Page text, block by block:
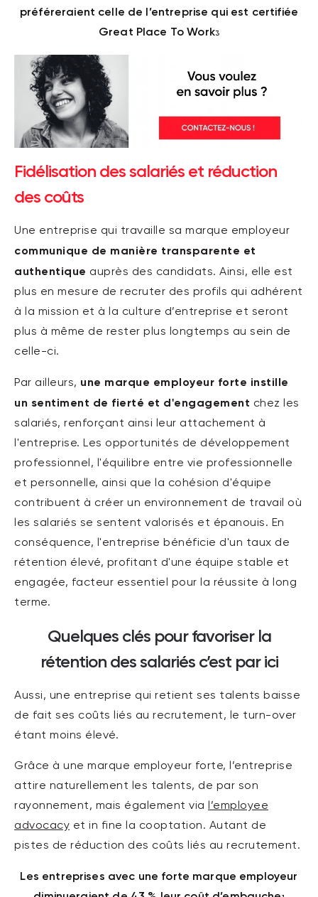
préféreraient celle de l’entreprise qui est certifiée
Great Place To Work3
Fidélisation des salariés et réduction
des coûts
Une entreprise qui travaille sa marque employeur
communique de manière transparente et
authentique auprès des candidats. Ainsi, elle est
plus en mesure de recruter des profils qui adhérent
à la mission et à la culture d’entreprise et seront
plus à même de rester plus longtemps au sein de
celle-ci.
Par ailleurs, une marque employeur forte instille
un sentiment de fierté et d'engagement chez les
salariés, renforçant ainsi leur attachement à
l'entreprise. Les opportunités de développement
professionnel, l'équilibre entre vie professionnelle
et personnelle, ainsi que la cohésion d'équipe
contribuent à créer un environnement de travail où
les salariés se sentent valorisés et épanouis. En
conséquence, l'entreprise bénéficie d'un taux de
rétention élevé, profitant d'une équipe stable et
engagée, facteur essentiel pour la réussite à long
terme.
Quelques clés pour favoriser la
rétention des salariés c’est par ici
Aussi, une entreprise qui retient ses talents baisse
de fait ses coûts liés au recrutement, le turn-over
étant moins élevé.
Grâce à une marque employeur forte, l’entreprise
attire naturellement les talents, de par son
rayonnement, mais également via l’employee
advocacy et in fine la cooptation. Autant de
pistes de réduction des coûts liés au recrutement.
Les entreprises avec une forte marque employeur